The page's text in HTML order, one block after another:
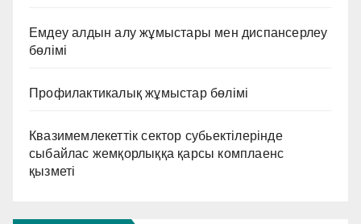
Емдеу алдын алу жұмыстары мен диспансерлеу
бөлімі
Профилактикалық жұмыстар бөлімі
Квазимемлекеттік сектор субьектілерінде
сыбайлас жемқорлыққа қарсы комплаенс
қызметі